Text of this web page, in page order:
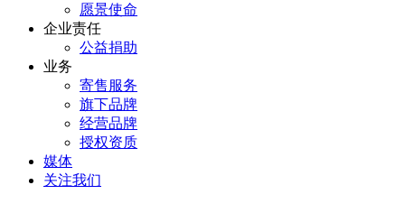
愿景使命
企业责任
公益捐助
业务
寄售服务
旗下品牌
经营品牌
授权资质
媒体
关注我们